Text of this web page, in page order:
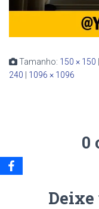
Tamanho: 150 × 150
240
1096 × 1096
0